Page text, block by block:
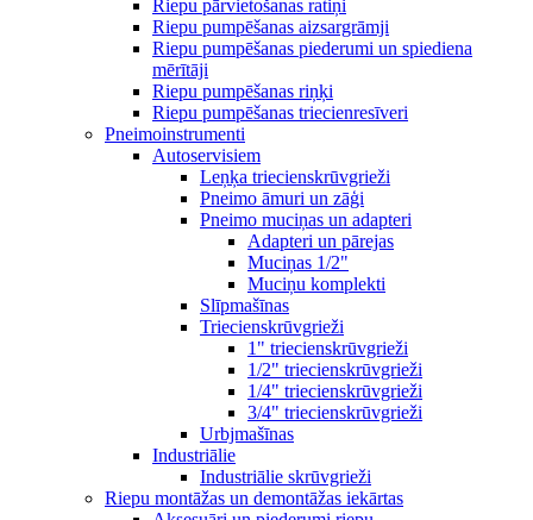
Riepu pārvietošanas ratiņi
Riepu pumpēšanas aizsargrāmji
Riepu pumpēšanas piederumi un spiediena
mērītāji
Riepu pumpēšanas riņķi
Riepu pumpēšanas triecienresīveri
Pneimoinstrumenti
Autoservisiem
Leņķa triecienskrūvgrieži
Pneimo āmuri un zāģi
Pneimo muciņas un adapteri
Adapteri un pārejas
Muciņas 1/2"
Muciņu komplekti
Slīpmašīnas
Triecienskrūvgrieži
1" triecienskrūvgrieži
1/2" triecienskrūvgrieži
1/4" triecienskrūvgrieži
3/4" triecienskrūvgrieži
Urbjmašīnas
Industriālie
Industriālie skrūvgrieži
Riepu montāžas un demontāžas iekārtas